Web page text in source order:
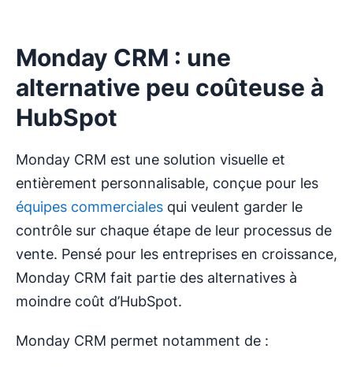
Monday CRM : une
alternative peu coûteuse à
HubSpot
Monday CRM est une solution visuelle et
entièrement personnalisable, conçue pour les
équipes commerciales qui veulent garder le
contrôle sur chaque étape de leur processus de
vente. Pensé pour les entreprises en croissance,
Monday CRM fait partie des alternatives à
moindre coût d’HubSpot.
Monday CRM permet notamment de :